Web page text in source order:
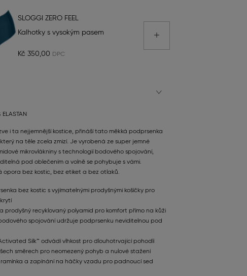
SLOGGI ZERO FEEL
Kalhotky s vysokým pasem
Kč 350,00
ELASTAN
i ta nejjemnější kostice, přináší tato měkká podprsenka
který na těle zcela zmizí. Je vyrobená ze super jemné
mikrovlákniny s technologií bodového spojování,
pod oblečením a volně se pohybuje s vámi.
opora bez kostic, bez etiket a bez otlaků.
bez kostic s vyjímatelnými prodyšnými košíčky pro
prodyšný recyklovaný polyamid pro komfort přímo na kůži
spojování udržuje podprsenku neviditelnou pod
Silk™ odvádí vlhkost pro dlouhotrvající pohodlí
směrech pro neomezený pohyb a nulové stažení
a zapínání na háčky vzadu pro padnoucí sed